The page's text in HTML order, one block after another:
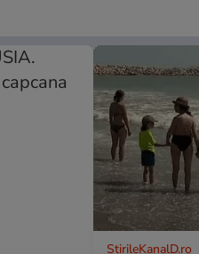
StirileKanalD.ro